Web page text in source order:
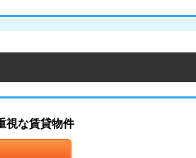
視な賃貸物件